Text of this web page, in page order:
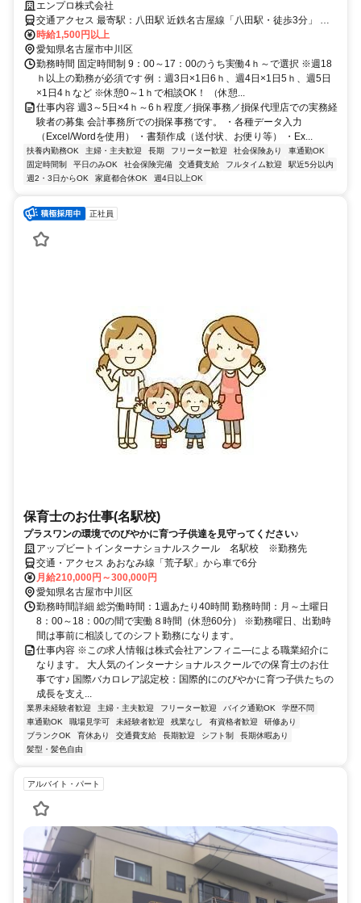
以上の勤務）／ご家庭との両立にも理解アリ！＠八田駅近く・車可
エンプロ株式会社
交通アクセス 最寄駅：八田駅 近鉄名古屋線「八田駅・徒歩3分」 地
下鉄東山線、JR関西本線「八田駅・徒歩3分」 あおなみ線「小本駅・
徒歩9分」 所在地：名古屋市中川区柳森町 ※自動車通勤もOK！（P無
料）
時給1,500円以上
愛知県名古屋市中川区
勤務時間 固定時間制 9：00～17：00のうち実働4ｈ～で選択 ※週18
ｈ以上の勤務が必須です 例：週3日×1日6ｈ、週4日×1日5ｈ、週5日
×1日4ｈなど ※休憩0～1ｈで相談OK！ （休憩...
仕事内容 週3～5日×4ｈ～6ｈ程度／損保事務／損保代理店での実務経
験者の募集 会計事務所での損保事務です。 ・各種データ入力
（Excel/Wordを使用） ・書類作成（送付状、お便り等） ・Ex...
扶養内勤務OK 主婦・主夫歓迎 長期 フリーター歓迎 社会保険あり
車通勤OK
固定時間制
平日のみOK 社会保険完備 交通費支給 フルタイム歓迎
駅近5分以内
週2・3日からOK
家庭都合休OK 週4日以上OK
正社員
保育士のお仕事(名駅校)
プラスワンの環境でのびやかに育つ子供達を見守ってください♪
アップビートインターナショナルスクール 名駅校 ※勤務先
交通・アクセス あおなみ線「荒子駅」から車で6分
月給210,000円～300,000円
愛知県名古屋市中川区
勤務時間詳細 総労働時間：1週あたり40時間 勤務時間：月～土曜日
8：00～18：00の間で実働８時間（休憩60分） ※勤務曜日、出勤時
間は事前に相談してのシフト勤務になります。
仕事内容 ※この求人情報は株式会社アンフィニ―による職業紹介に
なります。 大人気のインターナショナルスクールでの保育士のお仕
事です♪ 国際バカロレア認定校：国際的にのびやかに育つ子供たちの
成長を支え...
業界未経験者歓迎 主婦・主夫歓迎 フリーター歓迎 バイク通勤OK
学歴不問
車通勤OK
職場見学可 未経験者歓迎 残業なし 有資格者歓迎
研修あり
ブランクOK
育休あり 交通費支給 長期歓迎 シフト制
長期休暇あり
髪型・髪色自由
アルバイト・パート